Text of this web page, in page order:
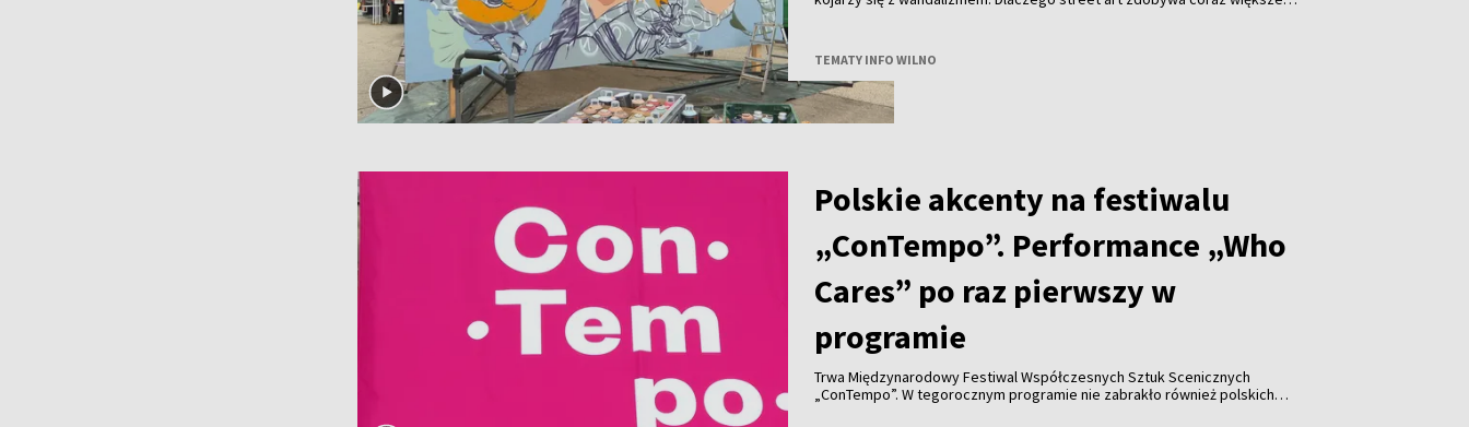
TEMATY INFO WILNO
Polskie akcenty na festiwalu
„ConTempo”. Performance „Who
Cares” po raz pierwszy w
programie
Trwa Międzynarodowy Festiwal Współczesnych Sztuk Scenicznych
„ConTempo”. W tegorocznym programie nie zabrakło również polskich